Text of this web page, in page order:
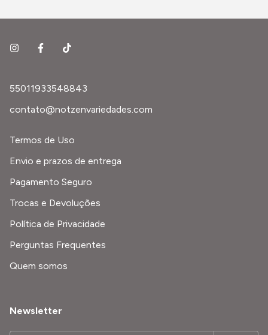
55011933548843
contato@notzenvariedades.com
Termos de Uso
Envio e prazos de entrega
Pagamento Seguro
Trocas e Devoluções
Política de Privacidade
Perguntas Frequentes
Quem somos
Newsletter